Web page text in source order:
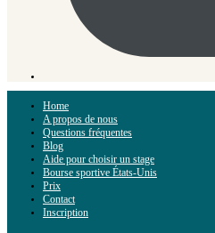
Home
A propos de nous
Questions fréquentes
Blog
Aide pour choisir un stage
Bourse sportive États-Unis
Prix
Contact
Inscription